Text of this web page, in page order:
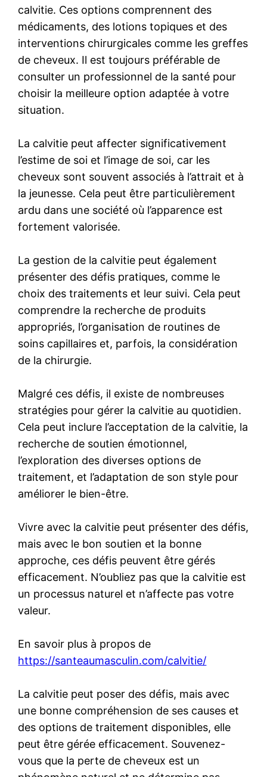
calvitie. Ces options comprennent des
médicaments, des lotions topiques et des
interventions chirurgicales comme les greffes
de cheveux. Il est toujours préférable de
consulter un professionnel de la santé pour
choisir la meilleure option adaptée à votre
situation.
La calvitie peut affecter significativement
l’estime de soi et l’image de soi, car les
cheveux sont souvent associés à l’attrait et à
la jeunesse. Cela peut être particulièrement
ardu dans une société où l’apparence est
fortement valorisée.
La gestion de la calvitie peut également
présenter des défis pratiques, comme le
choix des traitements et leur suivi. Cela peut
comprendre la recherche de produits
appropriés, l’organisation de routines de
soins capillaires et, parfois, la considération
de la chirurgie.
Malgré ces défis, il existe de nombreuses
stratégies pour gérer la calvitie au quotidien.
Cela peut inclure l’acceptation de la calvitie, la
recherche de soutien émotionnel,
l’exploration des diverses options de
traitement, et l’adaptation de son style pour
améliorer le bien-être.
Vivre avec la calvitie peut présenter des défis,
mais avec le bon soutien et la bonne
approche, ces défis peuvent être gérés
efficacement. N’oubliez pas que la calvitie est
un processus naturel et n’affecte pas votre
valeur.
En savoir plus à propos de
https://santeaumasculin.com/calvitie/
La calvitie peut poser des défis, mais avec
une bonne compréhension de ses causes et
des options de traitement disponibles, elle
peut être gérée efficacement. Souvenez-
vous que la perte de cheveux est un